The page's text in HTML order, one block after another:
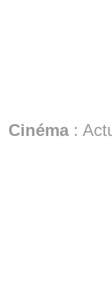
Cinéma: